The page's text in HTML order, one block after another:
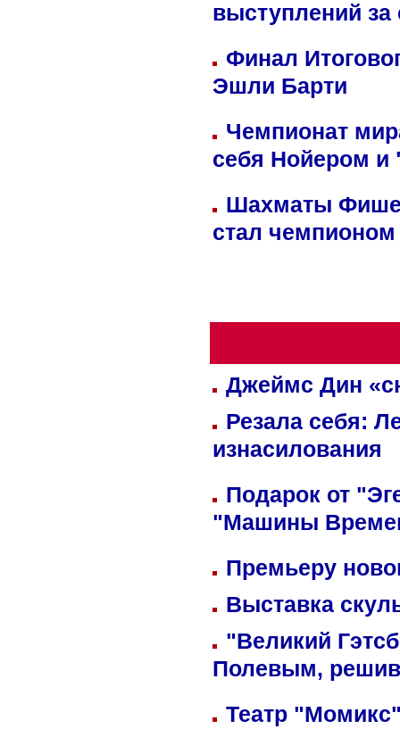
выступлений
Финал
Эшли Барти
Чемпионат
себя Нойером и
Шахматы
стал
Джеймс Дин
Резала себя:
изнасилования
Подарок от
"Машины
Премьеру
Выставка
"Великий
Полевым,
Театр